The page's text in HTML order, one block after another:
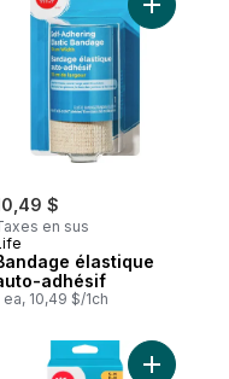
de jour au panier
$
en sus
élastique
adhésif
ea, 10,49 $/1ch
Ajouter
élastique de genou avec
Ajouter